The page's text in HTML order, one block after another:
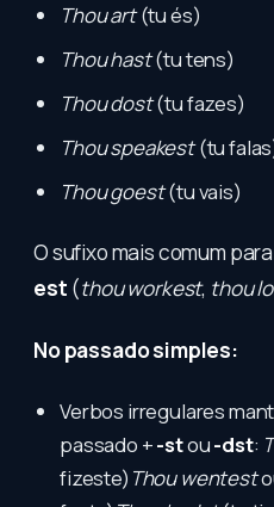
Thou art(tu és)
Thou hast(tu tens)
Thou dost(tu fazes)
Thou speakest(tu
Thou goest(tu vais)
O sufixo mais comum
est (thou workest, thou
No passado simples:
Verbos irregulares
passado +-stou-dst:
fizeste) Thou wentest